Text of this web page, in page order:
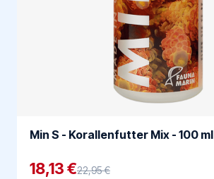
Min S - Korallenfutter Mix - 100 ml
18,13 €22,95 €